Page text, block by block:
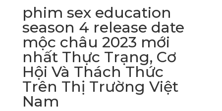
phim sex education
season 4 release date
mộc châu 2023 mới
nhất Thực Trạng, Cơ
Hội Và Thách Thức
Trên Thị Trường Việt
Nam